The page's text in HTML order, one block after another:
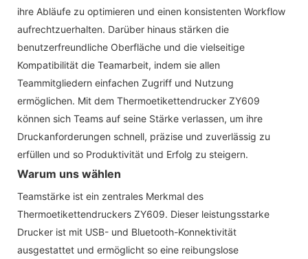
ihre Abläufe zu optimieren und einen konsistenten Workflow
aufrechtzuerhalten. Darüber hinaus stärken die
benutzerfreundliche Oberfläche und die vielseitige
Kompatibilität die Teamarbeit, indem sie allen
Teammitgliedern einfachen Zugriff und Nutzung
ermöglichen. Mit dem Thermoetikettendrucker ZY609
können sich Teams auf seine Stärke verlassen, um ihre
Druckanforderungen schnell, präzise und zuverlässig zu
erfüllen und so Produktivität und Erfolg zu steigern.
Warum uns wählen
Teamstärke ist ein zentrales Merkmal des
Thermoetikettendruckers ZY609. Dieser leistungsstarke
Drucker ist mit USB- und Bluetooth-Konnektivität
ausgestattet und ermöglicht so eine reibungslose